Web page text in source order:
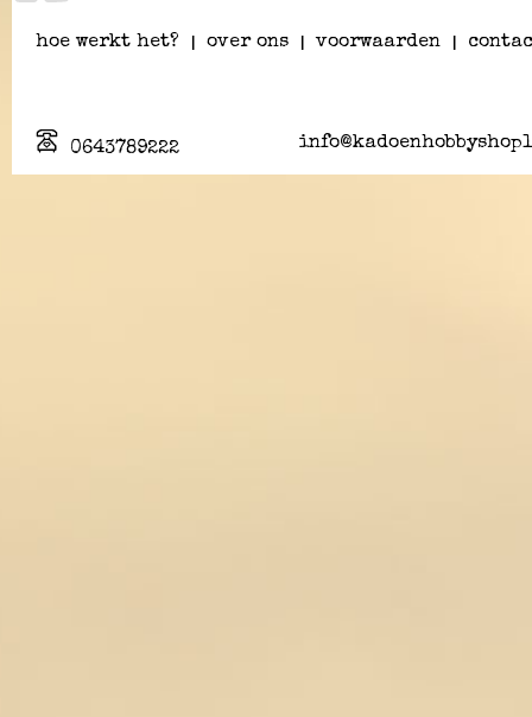
hoe werkt het? over ons voorwaarden
0643789222